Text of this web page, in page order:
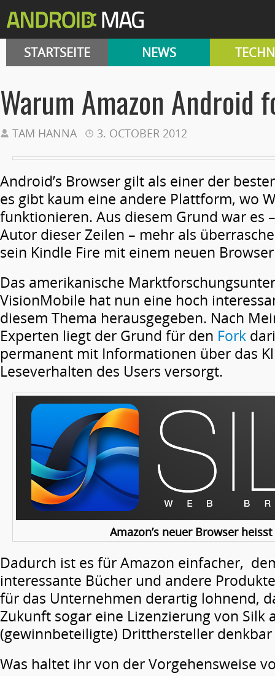
STARTSEITE NEWS
Warum Amazon Android
TAM HANNA 3. OCTOBER 2012
Android’s Browser gilt als einer der
es gibt kaum eine andere Plattform, wo
funktionieren. Aus diesem Grund war es
Autor dieser Zeilen – mehr als
sein Kindle Fire mit einem neuen
Das amerikanische
VisionMobile hat nun eine hoch
diesem Thema herausgegeben. Nach
Experten liegt der Grund für den Fork
permanent mit Informationen über das
Leseverhalten des Users versorgt.
Amazon’s neuer Browser heisst
Dadurch ist es für Amazon einfacher,
interessante Bücher und andere
für das Unternehmen derartig lohnend,
Zukunft sogar eine Lizenzierung von Silk
(gewinnbeteiligte) Dritthersteller
Was haltet ihr von der Vorgehensweise